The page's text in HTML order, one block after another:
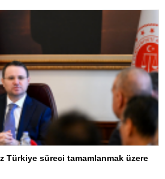
Türkiye süreci tamamlanmak üzere